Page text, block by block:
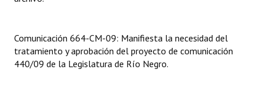
Informes de Gestión
Proyectos Presentados
Comunicación 664-CM-09: Manifiesta la necesidad del
tratamiento y aprobación del proyecto de comunicación
440/09 de la Legislatura de Río Negro.